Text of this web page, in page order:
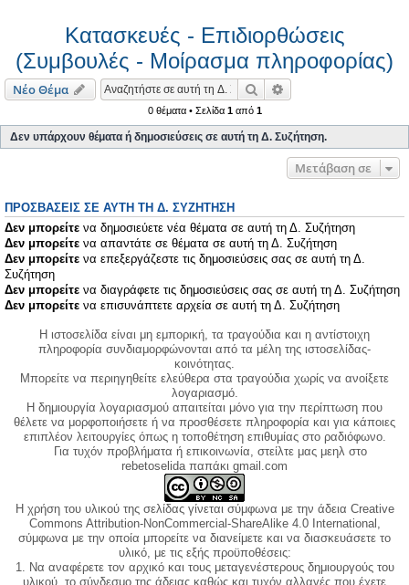
Κατασκευές - Επιδιορθώσεις
(Συμβουλές - Μοίρασμα πληροφορίας)
Νέο Θέμα Αναζήτηση
0 θέματα • Σελίδα 1από 1
Δεν υπάρχουν θέματα ή δημοσιεύσεις σε αυτή τη Δ. Συζήτηση.
Μετάβαση σε
ΠΡΟΣΒΆΣΕΙΣ ΣΕ ΑΥΤΉ ΤΗ Δ. ΣΥΖΉΤΗΣΗ
Δεν μπορείτε να δημοσιεύετε νέα θέματα σε αυτή τη Δ. Συζήτηση
Δεν μπορείτε να απαντάτε σε θέματα σε αυτή τη Δ. Συζήτηση
Δεν μπορείτε να επεξεργάζεστε τις δημοσιεύσεις σας σε αυτή τη Δ.
Συζήτηση
Δεν μπορείτε να διαγράφετε τις δημοσιεύσεις σας σε αυτή τη Δ. Συζήτηση
Δεν μπορείτε να επισυνάπτετε αρχεία σε αυτή τη Δ. Συζήτηση
Η ιστοσελίδα είναι μη εμπορική, τα τραγούδια και η αντίστοιχη
πληροφορία συνδιαμορφώνονται από τα μέλη της ιστοσελίδας-
κοινότητας.
Μπορείτε να περιηγηθείτε ελεύθερα στα τραγούδια χωρίς να ανοίξετε
λογαριασμό.
Η δημιουργία λογαριασμού απαιτείται μόνο για την περίπτωση που
θέλετε να μορφοποιήσετε ή να προσθέσετε πληροφορία και για κάποιες
επιπλέον λειτουργίες όπως η τοποθέτηση επιθυμίας στο ραδιόφωνο.
Για τυχόν προβλήματα ή επικοινωνία, στείλτε μας μεηλ στο
rebetoselida παπάκι gmail.com
Η χρήση του υλικού της σελίδας γίνεται σύμφωνα με την άδεια Creative
Commons Attribution-NonCommercial-ShareAlike 4.0 International,
σύμφωνα με την οποία μπορείτε να διανείμετε και να διασκευάσετε το
υλικό, με τις εξής προϋποθέσεις:
1. Να αναφέρετε τον αρχικό και τους μεταγενέστερους δημιουργούς του
υλικού, το σύνδεσμο της άδειας καθώς και τυχόν αλλαγές που έχετε